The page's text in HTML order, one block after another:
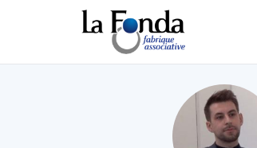
principal